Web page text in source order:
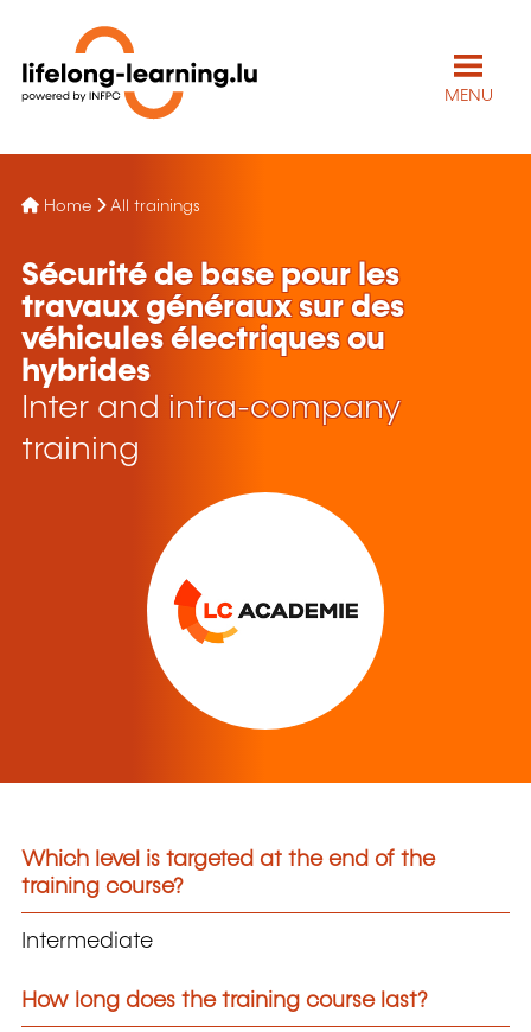
MENU
Home All trainings
Sécurité de base pour les
travaux généraux sur des
véhicules électriques ou
hybrides
Inter and intra-company
training
Which level is targeted at the end of the
training course?
Intermediate
How long does the training course last?